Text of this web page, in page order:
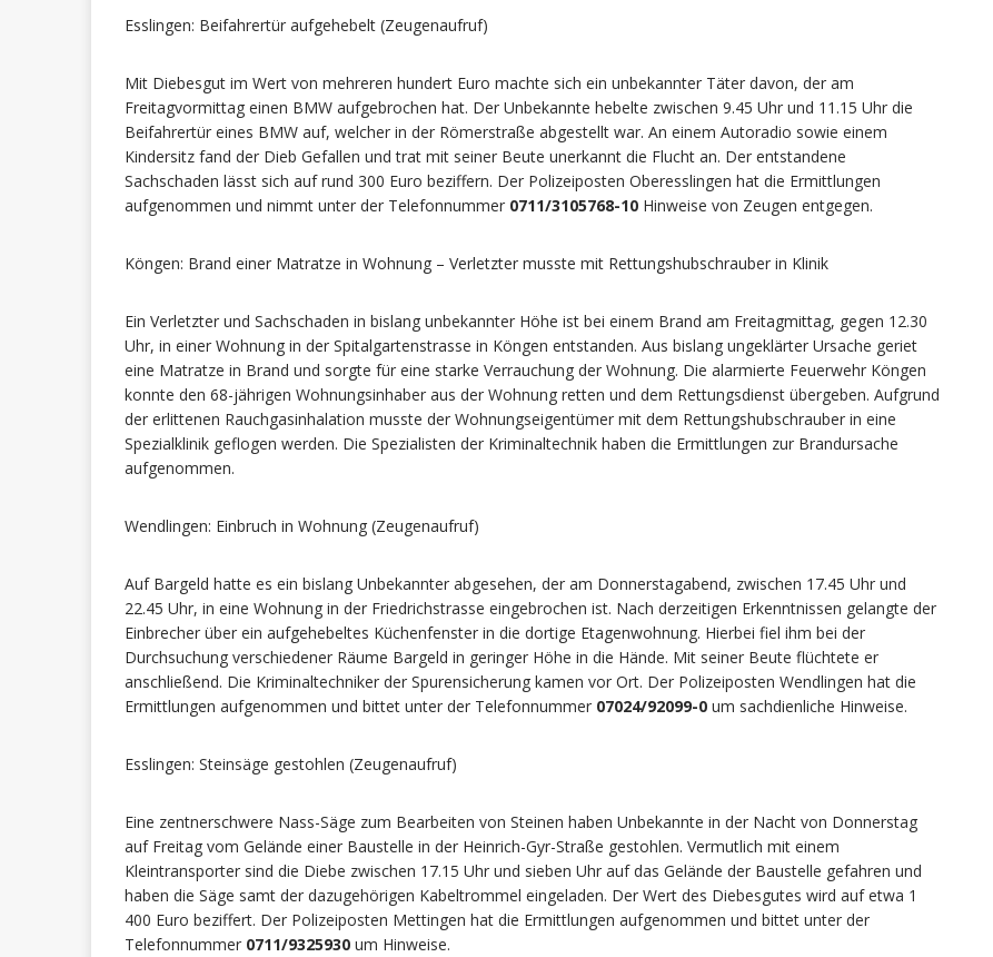
Esslingen: Beifahrertür aufgehebelt (Zeugenaufruf)
Mit Diebesgut im Wert von mehreren hundert Euro machte sich ein unbekannter Täter davon, der am
Freitagvormittag einen BMW aufgebrochen hat. Der Unbekannte hebelte zwischen 9.45 Uhr und 11.15 Uhr die
Beifahrertür eines BMW auf, welcher in der Römerstraße abgestellt war. An einem Autoradio sowie einem
Kindersitz fand der Dieb Gefallen und trat mit seiner Beute unerkannt die Flucht an. Der entstandene
Sachschaden lässt sich auf rund 300 Euro beziffern. Der Polizeiposten Oberesslingen hat die Ermittlungen
aufgenommen und nimmt unter der Telefonnummer 0711/3105768-10 Hinweise von Zeugen entgegen.
Köngen: Brand einer Matratze in Wohnung – Verletzter musste mit Rettungshubschrauber in Klinik
Ein Verletzter und Sachschaden in bislang unbekannter Höhe ist bei einem Brand am Freitagmittag, gegen 12.30
Uhr, in einer Wohnung in der Spitalgartenstrasse in Köngen entstanden. Aus bislang ungeklärter Ursache geriet
eine Matratze in Brand und sorgte für eine starke Verrauchung der Wohnung. Die alarmierte Feuerwehr Köngen
konnte den 68-jährigen Wohnungsinhaber aus der Wohnung retten und dem Rettungsdienst übergeben. Aufgrund
der erlittenen Rauchgasinhalation musste der Wohnungseigentümer mit dem Rettungshubschrauber in eine
Spezialklinik geflogen werden. Die Spezialisten der Kriminaltechnik haben die Ermittlungen zur Brandursache
aufgenommen.
Wendlingen: Einbruch in Wohnung (Zeugenaufruf)
Auf Bargeld hatte es ein bislang Unbekannter abgesehen, der am Donnerstagabend, zwischen 17.45 Uhr und
22.45 Uhr, in eine Wohnung in der Friedrichstrasse eingebrochen ist. Nach derzeitigen Erkenntnissen gelangte der
Einbrecher über ein aufgehebeltes Küchenfenster in die dortige Etagenwohnung. Hierbei fiel ihm bei der
Durchsuchung verschiedener Räume Bargeld in geringer Höhe in die Hände. Mit seiner Beute flüchtete er
anschließend. Die Kriminaltechniker der Spurensicherung kamen vor Ort. Der Polizeiposten Wendlingen hat die
Ermittlungen aufgenommen und bittet unter der Telefonnummer 07024/92099-0 um sachdienliche Hinweise.
Esslingen: Steinsäge gestohlen (Zeugenaufruf)
Eine zentnerschwere Nass-Säge zum Bearbeiten von Steinen haben Unbekannte in der Nacht von Donnerstag
auf Freitag vom Gelände einer Baustelle in der Heinrich-Gyr-Straße gestohlen. Vermutlich mit einem
Kleintransporter sind die Diebe zwischen 17.15 Uhr und sieben Uhr auf das Gelände der Baustelle gefahren und
haben die Säge samt der dazugehörigen Kabeltrommel eingeladen. Der Wert des Diebesgutes wird auf etwa 1
400 Euro beziffert. Der Polizeiposten Mettingen hat die Ermittlungen aufgenommen und bittet unter der
Telefonnummer 0711/9325930 um Hinweise.